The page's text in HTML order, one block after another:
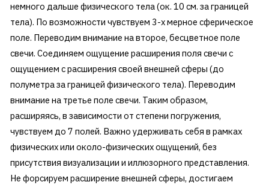
немного дальше физического тела (ок. 10 см. за границей
тела). По возможности чувствуем 3-х мерное сферическое
поле. Переводим внимание на второе, бесцветное поле
свечи. Соединяем ощущение расширения поля свечи с
ощущением с расширения своей внешней сферы (до
полуметра за границей физического тела). Переводим
внимание на третье поле свечи. Таким образом,
расширяясь, в зависимости от степени погружения,
чувствуем до 7 полей. Важно удерживать себя в рамках
физических или около-физических ощущений, без
присутствия визуализации и иллюзорного представления.
Не форсируем расширение внешней сферы, достигаем